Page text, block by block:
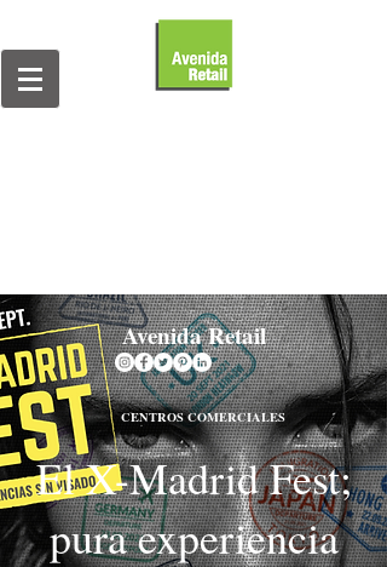
Avenida Retail
CENTROS COMERCIALES
El X-Madrid Fest;
pura experiencia